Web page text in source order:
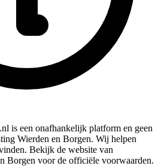
is een onafhankelijk platform en geen
Wierden en Borgen. Wij helpen
Bekijk de website van
Borgen voor de officiële voorwaarden.